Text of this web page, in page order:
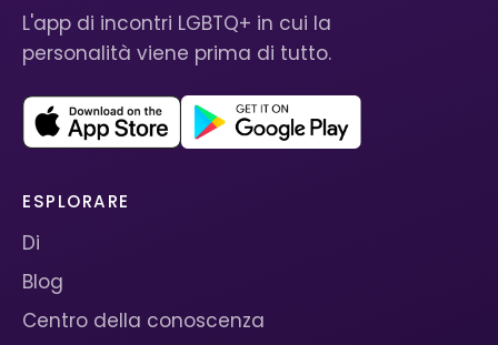
L'app di incontri LGBTQ+ in cui la
personalità viene prima di tutto.
ESPLORARE
Di
Blog
Centro della conoscenza